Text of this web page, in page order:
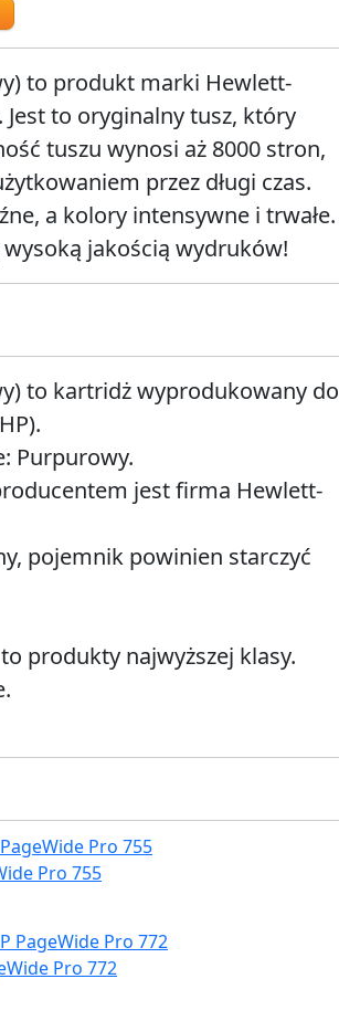
to produkt marki Hewlett-
Jest to oryginalny tusz, który
tuszu wynosi aż 8000 stron,
przez długi czas.
a kolory intensywne i trwałe.
jakością wydruków!
to kartridż wyprodukowany do
Purpurowy.
jest firma Hewlett-
pojemnik powinien starczyć
produkty najwyższej klasy.
Pro 755
Pro 772